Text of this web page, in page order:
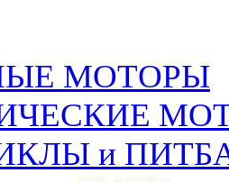
МОТОРЫ
и